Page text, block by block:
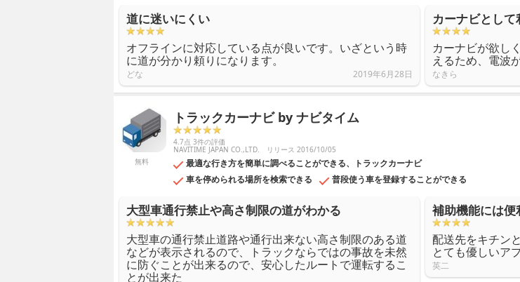
道に迷いにくい
オフラインに対応している点が良いです。いざという時
に道が分かり頼りになります。
どな 2019年6月28日
カーナビとして
カーナビが欲し
えるため、電波
なきら
無料
トラックカーナビ by ナビタイム
4.7点 3件の評価
NAVITIME JAPAN CO.,LTD. リリース 2016/10/05
最適な行き方を簡単に調べることができる、トラックカーナビ
車を停められる場所を検索できる
普段使う車を登録することができる
大型車通行禁止や高さ制限の道がわかる
大型車の通行禁止道路や通行出来ない高さ制限のある道
などが表示されるので、トラックならではの事故を未然
に防ぐことが出来るので、安心したルートで運転するこ
とが出来た
補助機能には便
配送先をキチン
とても優しいア
英二